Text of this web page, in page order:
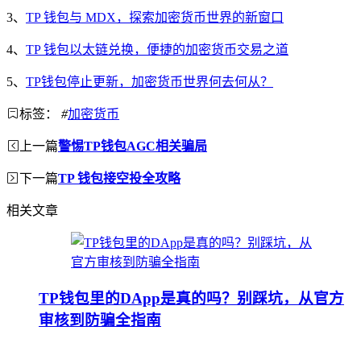
3、 TP 钱包与 MDX，探索加密货币世界的新窗口
4、 TP 钱包以太链兑换，便捷的加密货币交易之道
5、 TP钱包停止更新，加密货币世界何去何从？
标签： #加密货币
上一篇警惕TP钱包AGC相关骗局
下一篇TP 钱包接空投全攻略
相关文章
TP钱包里的DApp是真的吗？别踩坑，从官方
审核到防骗全指南